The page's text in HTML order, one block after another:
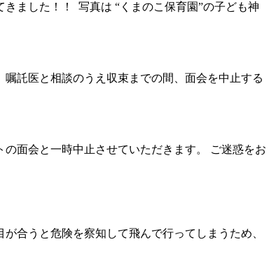
ました！！ 写真は “くまのこ保育園”の子ども神
託医と相談のうえ収束までの間、面会を中止する
面会と一時中止させていただきます。 ご迷惑をお
合うと危険を察知して飛んで行ってしまうため、